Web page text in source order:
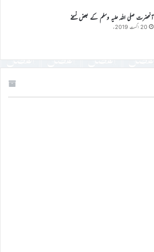
آنحضرت صلی اللہ علیہ وسلم کے بعض نسخے
20 اگست 2019ء